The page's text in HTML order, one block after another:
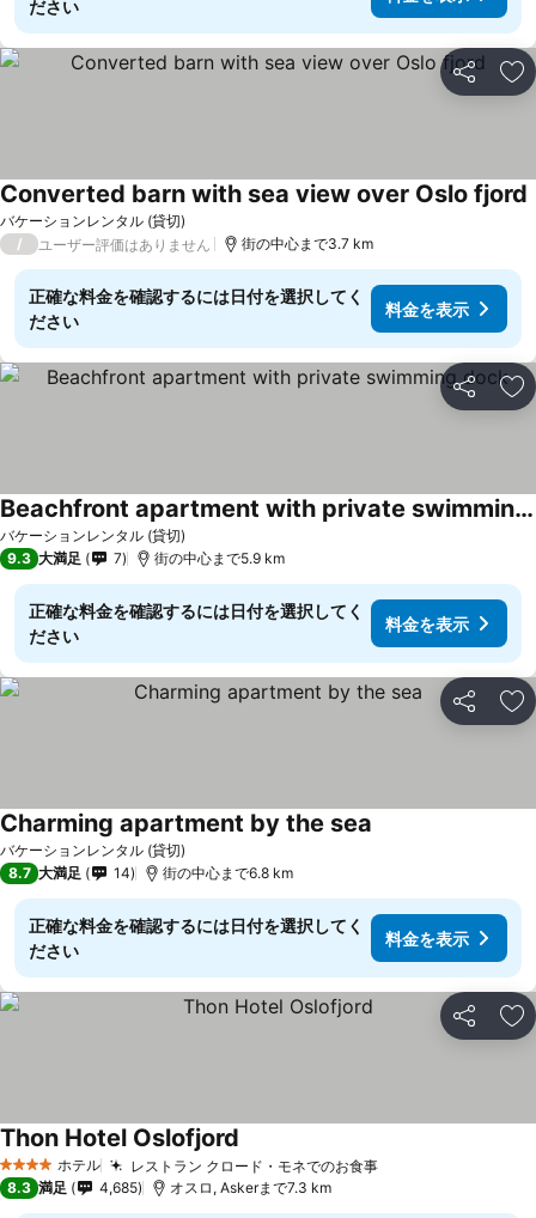
ださい
シェア お
バケーションレンタル (貸切)
Converted barn with sea view over Oslo fjord
/ ユーザー評価はありません 街の中心まで3.7 km
正確な料金を確認するには日付を選択してく
ださい
料金を表示
シェア お
バケーションレンタル (貸切)
Beachfront apartment with private swimming dock
9.3 大満足 7 街の中心まで5.9 km
正確な料金を確認するには日付を選択してく
ださい
料金を表示
シェア お
バケーションレンタル (貸切)
Charming apartment by the sea
8.7 大満足 14 街の中心まで6.8 km
正確な料金を確認するには日付を選択してく
ださい
料金を表示
シェア お
4 ホテルのランク
ホテル レストラン クロード・モネでのお食事
Thon Hotel Oslofjord
8.3 満足 4,685 オスロ, Askerまで7.3 km